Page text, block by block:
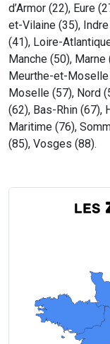
d’Armor (22), Eure
et-Vilaine (35),
(41), Loire-
Manche (50),
Meurthe-et-Moselle
Moselle (57), Nord
(62), Bas-Rhin (67),
Maritime (76),
(85), Vosges (88).